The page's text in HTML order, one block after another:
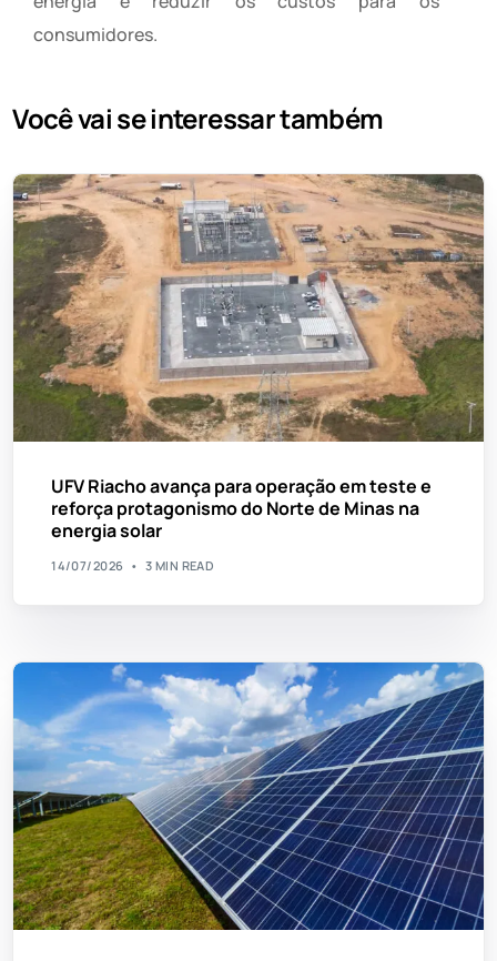
consumidores.
Você vai se interessar também
UFV Riacho avança para operação em teste e
reforça protagonismo do Norte de Minas na
energia solar
14/07/2026 3 MIN READ